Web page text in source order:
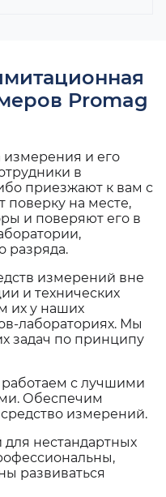
Promag
измерения и его
в
приезжают к вам с
поверку на месте,
и поверяют его в
разряда.
измерений вне
и технических
их у наших
лабораториях. Мы
задач по принципу
с лучшими
Обеспечим
измерений.
нестандартных
развиваться